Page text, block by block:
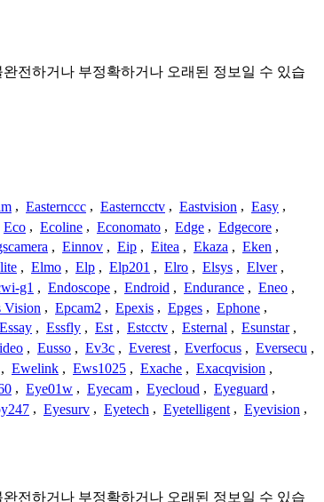
전하거나 부정확하거나 오래된 정보일 수 있습
, Easternccc , Easterncctv , Eastvision , Easy ,
Eco , Ecoline , Economato , Edge , Edgecore ,
, Einnov , Eip , Eitea , Ekaza , Eken ,
, Elmo , Elp , Elp201 , Elro , Elsys , Elver ,
g1 , Endoscope , Endroid , Endurance , Eneo ,
Vision , Epcam2 , Epexis , Epges , Ephone ,
Essay , Essfly , Est , Estcctv , Esternal , Esunstar ,
, Eusso , Ev3c , Everest , Everfocus , Eversecu ,
, Ewelink , Ews1025 , Exache , Exacqvision ,
, Eye01w , Eyecam , Eyecloud , Eyeguard ,
, Eyesurv , Eyetech , Eyetelligent , Eyevision ,
전하거나 부정확하거나 오래된 정보일 수 있습